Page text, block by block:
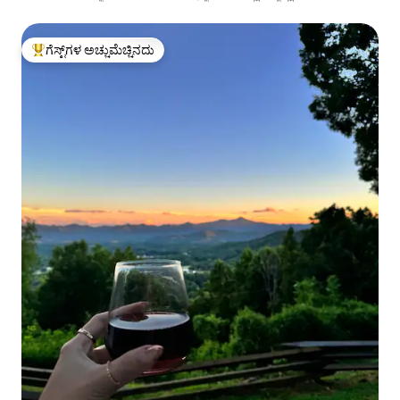
ಗೆಸ್ಟ್‌ಗಳಿಗೆ ಅತಿ ಹೆಚ್ಚು ಅಚ್ಚುಮೆಚ್ಚಿನದು
ಗೆಸ್ಟ್‌ಗಳ ಅಚ್ಚುಮೆಚ್ಚಿನದು